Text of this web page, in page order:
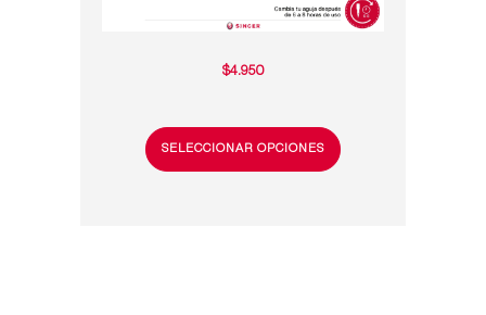
$4.950
SELECCIONAR OPCIONES